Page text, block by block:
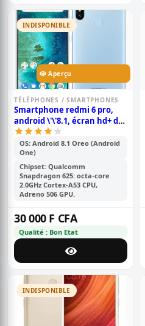
INDISPONIBLE
Aperçu
TÉLÉPHONES / SMARTPHONES
Smartphone redmi 6 pro,
android \'\'8.1, écran hd+ de
5,84 pouces, 64 go rom, 4go
ram, 12 mp double, batterie
de 4000mah
OS: Android 8.1 Oreo (Android
One)
Chipset: Qualcomm
Snapdragon 625: octa-core
2.0GHz Cortex-A53 CPU,
Adreno 506 GPU.
30 000 F CFA
Qualité : Bon Etat
INDISPONIBLE